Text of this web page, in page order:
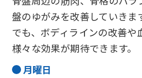
盤のゆがみを改善していきま
でも、ボディラインの改善や
様々な効果が期待できます。
月曜日
page.
if